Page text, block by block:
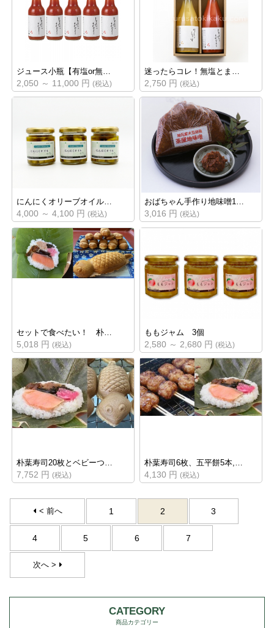
ジュース小瓶【有塩or無…
2,050 ～ 11,000 円(税込)
迷ったらコレ！無塩とま…
2,750 円(税込)
にんにくオリーブオイル…
4,000 ～ 4,100 円(税込)
おばちゃん手作り地味噌1…
3,016 円(税込)
セットで食べたい！ 朴…
5,018 円(税込)
ももジャム 3個
2,580 ～ 2,680 円(税込)
朴葉寿司20枚とベビーつ…
7,752 円(税込)
朴葉寿司6枚、五平餅5本,…
4,130 円(税込)
< 前へ 1 2 3
4 5 6 7
次へ >
CATEGORY
商品カテゴリー